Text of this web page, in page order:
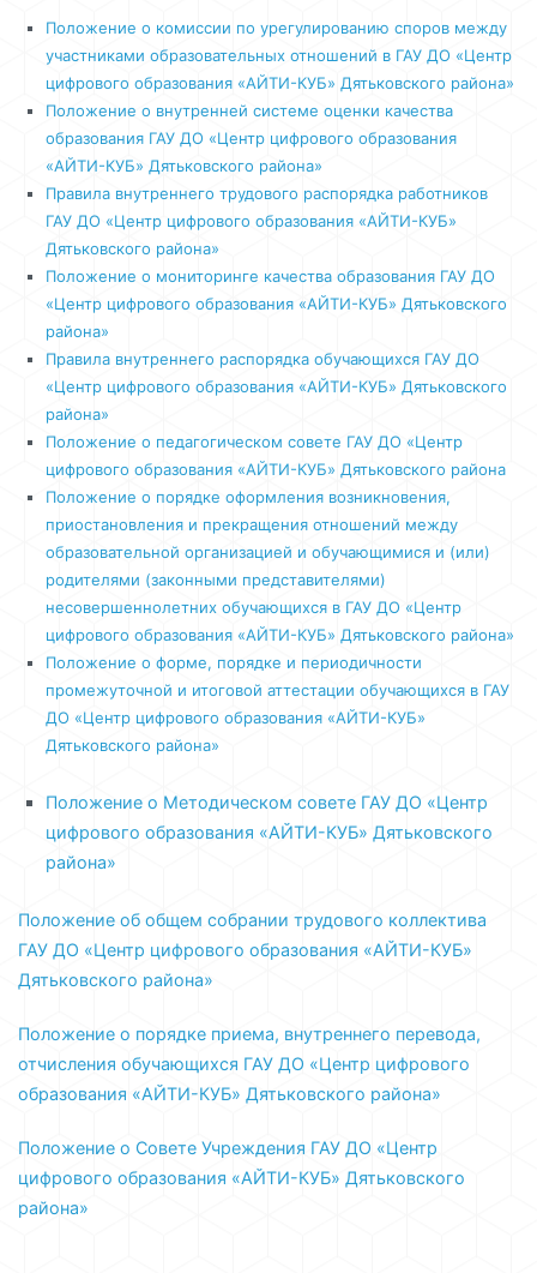
Положение о комиссии по урегулированию споров между
участниками образовательных отношений в ГАУ ДО «Центр
цифрового образования «АЙТИ-КУБ» Дятьковского района»
Положение о внутренней системе оценки качества
образования ГАУ ДО «Центр цифрового образования
«АЙТИ-КУБ» Дятьковского района»
Правила внутреннего трудового распорядка работников
ГАУ ДО «Центр цифрового образования «АЙТИ-КУБ»
Дятьковского района»
Положение о мониторинге качества образования ГАУ ДО
«Центр цифрового образования «АЙТИ-КУБ» Дятьковского
района»
Правила внутреннего распорядка обучающихся ГАУ ДО
«Центр цифрового образования «АЙТИ-КУБ» Дятьковского
района»
Положение о педагогическом совете ГАУ ДО «Центр
цифрового образования «АЙТИ-КУБ» Дятьковского района
Положение о порядке оформления возникновения,
приостановления и прекращения отношений между
образовательной организацией и обучающимися и (или)
родителями (законными представителями)
несовершеннолетних обучающихся в ГАУ ДО «Центр
цифрового образования «АЙТИ-КУБ» Дятьковского района»
Положение о форме, порядке и периодичности
промежуточной и итоговой аттестации обучающихся в ГАУ
ДО «Центр цифрового образования «АЙТИ-КУБ»
Дятьковского района»
Положение о Методическом совете ГАУ ДО «Центр
цифрового образования «АЙТИ-КУБ» Дятьковского
района»
Положение об общем собрании трудового коллектива
ГАУ ДО «Центр цифрового образования «АЙТИ-КУБ»
Дятьковского района»
Положение о порядке приема, внутреннего перевода,
отчисления обучающихся ГАУ ДО «Центр цифрового
образования «АЙТИ-КУБ» Дятьковского района»
Положение о Совете Учреждения ГАУ ДО «Центр
цифрового образования «АЙТИ-КУБ» Дятьковского
района»